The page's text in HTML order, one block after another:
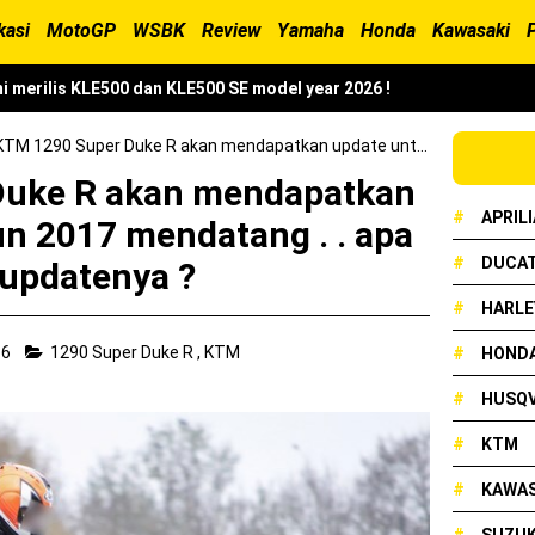
MotoGP WSBK Review Yamaha Honda Kawasaki
merilis KLE500 dan KLE500 SE model year 2026 !
XMAX 250 model 2025 dengan fitur Electric Visor !
Neo 155 di lelang 15 Jutaan dikota Medan, kok bisa ?
Grand Prix 2025 di menangkan oleh Robet B Simanullang dari
Prix Digelar, Lebih Dari 2 Dekade Komitmen Yamaha Cetak
Beat 2025, warna lebih mewah !
Tangguh dan Fresh Siap Jelajah Petualangan Tanpa Batas
resmi dirilis untuk skutik Blue Core 125cc dengan mobilitas tinggi
1290 Super Duke R akan mendapatkan update untuk tahun 2017 mendatang . . apa saja updatenya ?
R akan mendapatkan
2017 mendatang . . apa
?
1290 Super Duke R, KTM
#
#
#
#
#
# KTM
#